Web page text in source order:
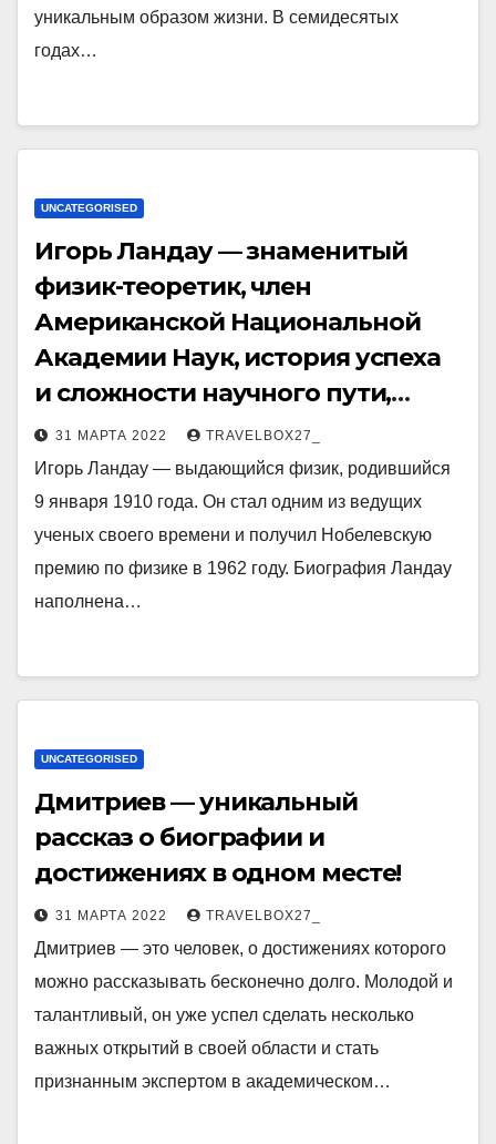
уникальным образом жизни. В семидесятых
годах…
UNCATEGORISED
Игорь Ландау — знаменитый
физик-теоретик, член
Американской Национальной
Академии Наук, история успеха
и сложности научного пути,
личная жизнь и вклад в развитие
физики
31 МАРТА 2022 TRAVELBOX27_
Игорь Ландау — выдающийся физик, родившийся
9 января 1910 года. Он стал одним из ведущих
ученых своего времени и получил Нобелевскую
премию по физике в 1962 году. Биография Ландау
наполнена…
UNCATEGORISED
Дмитриев — уникальный
рассказ о биографии и
достижениях в одном месте!
31 МАРТА 2022 TRAVELBOX27_
Дмитриев — это человек, о достижениях которого
можно рассказывать бесконечно долго. Молодой и
талантливый, он уже успел сделать несколько
важных открытий в своей области и стать
признанным экспертом в академическом…